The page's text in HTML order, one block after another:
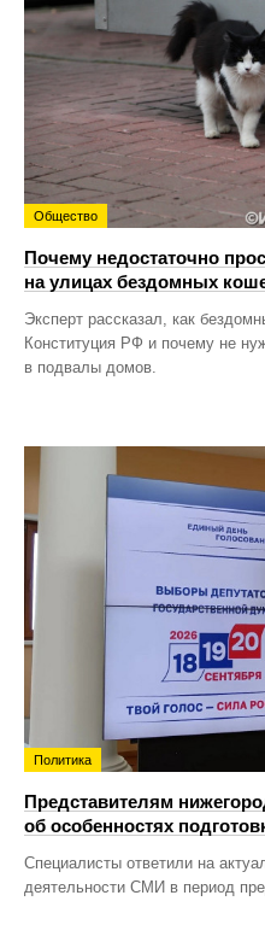
Общество
Почему недостаточно
на улицах бездомных
Эксперт рассказал, как
Конституция РФ и почему не
в подвалы домов.
Политика
Представителям
об особенностях
Специалисты ответили на
деятельности СМИ в период